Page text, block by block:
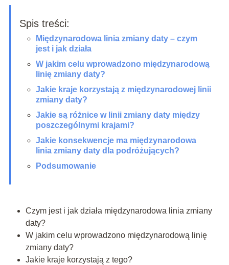
Spis treści:
Międzynarodowa linia zmiany daty – czym
jest i jak działa
W jakim celu wprowadzono międzynarodową
linię zmiany daty?
Jakie kraje korzystają z międzynarodowej linii
zmiany daty?
Jakie są różnice w linii zmiany daty między
poszczególnymi krajami?
Jakie konsekwencje ma międzynarodowa
linia zmiany daty dla podróżujących?
Podsumowanie
Czym jest i jak działa międzynarodowa linia zmiany
daty?
W jakim celu wprowadzono międzynarodową linię
zmiany daty?
Jakie kraje korzystają z tego?